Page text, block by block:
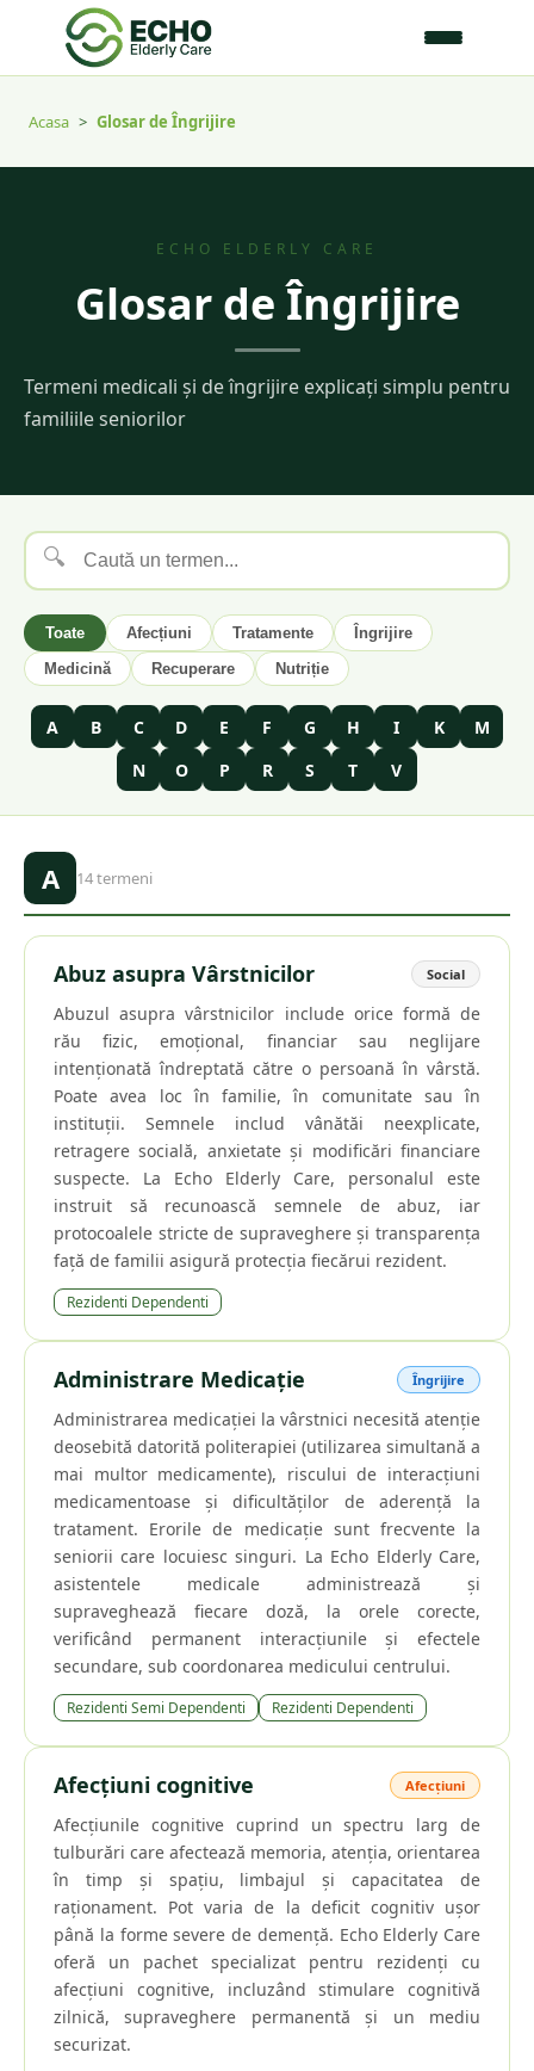
Acasa > Glosar de Îngrijire
ECHO ELDERLY CARE
Glosar de Îngrijire
Termeni medicali și de îngrijire explicați simplu pentru
familiile seniorilor
🔍
Toate Afecțiuni Tratamente
Îngrijire
Medicină
Recuperare Nutriție
A B C D E F G H I K
M
N
O P R S T V
A 14termeni
Abuz asupra Vârstnicilor Social
Abuzul asupra vârstnicilor include orice formă de
rău fizic, emoțional, financiar sau neglijare
intenționată îndreptată către o persoană în vârstă.
Poate avea loc în familie, în comunitate sau în
instituții. Semnele includ vânătăi neexplicate,
retragere socială, anxietate și modificări financiare
suspecte. La Echo Elderly Care, personalul este
instruit să recunoască semnele de abuz, iar
protocoalele stricte de supraveghere și transparența
față de familii asigură protecția fiecărui rezident.
Rezidenti Dependenti
Administrare Medicație Îngrijire
Administrarea medicației la vârstnici necesită atenție
deosebită datorită politerapiei (utilizarea simultană a
mai multor medicamente), riscului de interacțiuni
medicamentoase și dificultăților de aderență la
tratament. Erorile de medicație sunt frecvente la
seniorii care locuiesc singuri. La Echo Elderly Care,
asistentele medicale administrează și
supraveghează fiecare doză, la orele corecte,
verificând permanent interacțiunile și efectele
secundare, sub coordonarea medicului centrului.
Rezidenti Semi Dependenti Rezidenti Dependenti
Afecțiuni cognitive Afecțiuni
Afecțiunile cognitive cuprind un spectru larg de
tulburări care afectează memoria, atenția, orientarea
în timp și spațiu, limbajul și capacitatea de
raționament. Pot varia de la deficit cognitiv ușor
până la forme severe de demență. Echo Elderly Care
oferă un pachet specializat pentru rezidenți cu
afecțiuni cognitive, incluzând stimulare cognitivă
zilnică, supraveghere permanentă și un mediu
securizat.